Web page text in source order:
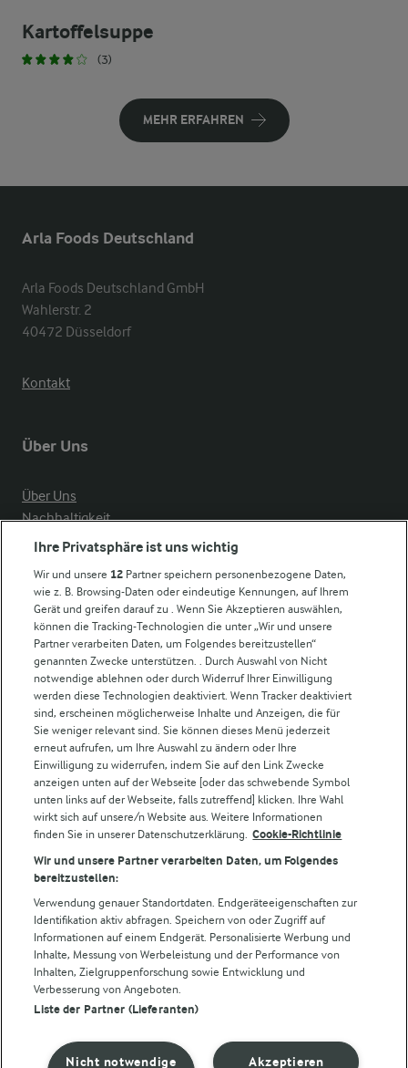
Kartoffelsuppe
(3)
MEHR ERFAHREN
Arla Foods Deutschland
Arla Foods Deutschland GmbH
Wahlerstr. 2
40472 Düsseldorf
Kontakt
Über Uns
Über Uns
Nachhaltigkeit
Compliance
Arla in anderen Ländern
Weitere Arla Websites
Castello
Lurpak
Arla Pro
Für unsere Landwirt:innen
Folge uns!
Cookie Wahl wieder öffnen
Ihre Privatsphäre ist uns wichtig
Wir und unsere 12 Partner speichern personenbezogene Daten,
wie z. B. Browsing-Daten oder eindeutige Kennungen, auf Ihrem
Gerät und greifen darauf zu . Wenn Sie Akzeptieren auswählen,
können die Tracking-Technologien die unter „Wir und unsere
Partner verarbeiten Daten, um Folgendes bereitzustellen“
genannten Zwecke unterstützen. . Durch Auswahl von Nicht
notwendige ablehnen oder durch Widerruf Ihrer Einwilligung
werden diese Technologien deaktiviert. Wenn Tracker deaktiviert
sind, erscheinen möglicherweise Inhalte und Anzeigen, die für
Sie weniger relevant sind. Sie können dieses Menü jederzeit
erneut aufrufen, um Ihre Auswahl zu ändern oder Ihre
Einwilligung zu widerrufen, indem Sie auf den Link Zwecke
anzeigen unten auf der Webseite [oder das schwebende Symbol
unten links auf der Webseite, falls zutreffend] klicken. Ihre Wahl
wirkt sich auf unsere/n Website aus. Weitere Informationen
finden Sie in unserer Datenschutzerklärung. Cookie-Richtlinie
Wir und unsere Partner verarbeiten Daten, um Folgendes
bereitzustellen:
Verwendung genauer Standortdaten. Endgeräteeigenschaften zur
Identifikation aktiv abfragen. Speichern von oder Zugriff auf
Informationen auf einem Endgerät. Personalisierte Werbung und
Inhalte, Messung von Werbeleistung und der Performance von
Inhalten, Zielgruppenforschung sowie Entwicklung und
Verbesserung von Angeboten.
Liste der Partner (Lieferanten)
Akzeptieren
Nicht notwendige